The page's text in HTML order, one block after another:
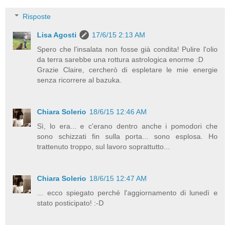
Risposte
Lisa Agosti
17/6/15 2:13 AM
Spero che l'insalata non fosse già condita! Pulire l'olio
da terra sarebbe una rottura astrologica enorme :D
Grazie Claire, cercherò di espletare le mie energie
senza ricorrere al bazuka.
Chiara Solerio 18/6/15 12:46 AM
Sì, lo era... e c'erano dentro anche i pomodori che
sono schizzati fin sulla porta... sono esplosa. Ho
trattenuto troppo, sul lavoro soprattutto...
Chiara Solerio 18/6/15 12:47 AM
... ecco spiegato perché l'aggiornamento di lunedì e
stato posticipato! :-D